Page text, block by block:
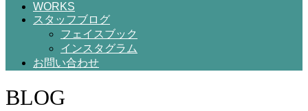
WORKS
スタッフブログ
フェイスブック
インスタグラム
お問い合わせ
BLOG